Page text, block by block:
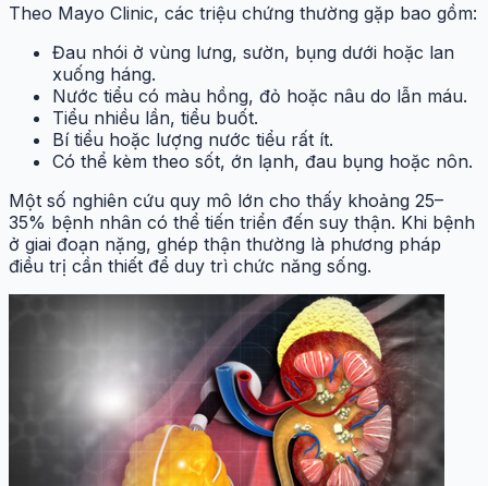
Theo Mayo Clinic, các triệu chứng thường gặp bao gồm:
Đau nhói ở vùng lưng, sườn, bụng dưới hoặc lan
xuống háng.
Nước tiểu có màu hồng, đỏ hoặc nâu do lẫn máu.
Tiểu nhiều lần, tiểu buốt.
Bí tiểu hoặc lượng nước tiểu rất ít.
Có thể kèm theo sốt, ớn lạnh, đau bụng hoặc nôn.
Một số nghiên cứu quy mô lớn cho thấy khoảng 25–
35% bệnh nhân có thể tiến triển đến suy thận. Khi bệnh
ở giai đoạn nặng, ghép thận thường là phương pháp
điều trị cần thiết để duy trì chức năng sống.